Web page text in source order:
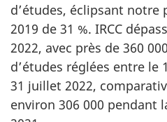
d’études, éclipsant notre
2019 de 31 %. IRCC
2022, avec près de 360
d’études réglées entre le 1
31 juillet 2022,
environ 306 000 pendant